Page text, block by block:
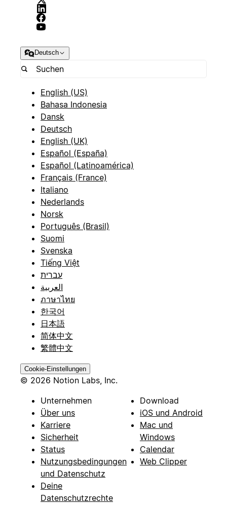
Deutsch
English (US)
Bahasa Indonesia
Dansk
Deutsch
English (UK)
Español (España)
Español (Latinoamérica)
Français (France)
Italiano
Nederlands
Norsk
Português (Brasil)
Suomi
Svenska
Tiếng Việt
עברית
العربية
ภาษาไทย
한국어
日本語
简体中文
繁體中文
Cookie-Einstellungen
© 2026 Notion Labs, Inc.
Unternehmen
Über uns
Karriere
Sicherheit
Status
Nutzungsbedingungen
und Datenschutz
Deine
Datenschutzrechte
Download
iOS und Android
Mac und
Windows
Calendar
Web Clipper